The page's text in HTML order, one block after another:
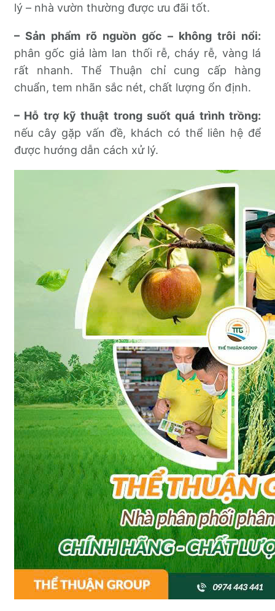
lý – nhà vườn thường được ưu đãi tốt.
– Sản phẩm rõ nguồn gốc – không trôi nổi:
phân gốc giả làm lan thối rễ, cháy rễ, vàng lá
rất nhanh. Thể Thuận chỉ cung cấp hàng
chuẩn, tem nhãn sắc nét, chất lượng ổn định.
– Hỗ trợ kỹ thuật trong suốt quá trình trồng:
nếu cây gặp vấn đề, khách có thể liên hệ để
được hướng dẫn cách xử lý.